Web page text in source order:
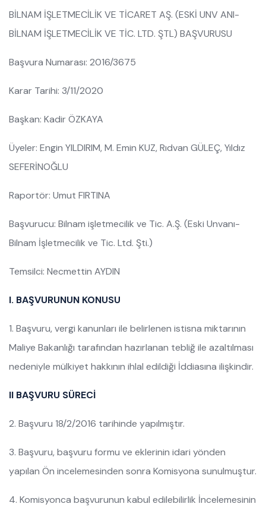
BİLNAM İŞLETMECİLİK VE TİCARET AŞ. (ESKİ UNV ANI-
BİLNAM İŞLETMECİLİK VE TİC. LTD. ŞTL) BAŞVURUSU
Başvura Numarası: 2016/3675
Karar Tarihi: 3/11/2020
Başkan: Kadir ÖZKAYA
Üyeler: Engin YILDIRIM, M. Emin KUZ, Rıdvan GÜLEÇ, Yıldız
SEFERİNOĞLU
Raportör: Umut FIRTINA
Başvurucu: Bilnam işletmecilik ve Tic. A.Ş. (Eski Unvanı-
Bilnam İşletmecilik ve Tic. Ltd. Şti.)
Temsilci: Necmettin AYDIN
I. BAŞVURUNUN KONUSU
1. Başvuru, vergi kanunları ile belirlenen istisna miktarının
Maliye Bakanlığı tarafından hazırlanan tebliğ ile azaltılması
nedeniyle mülkiyet hakkının ihlal edildiği İddiasına ilişkindir.
II BAŞVURU SÜRECİ
2. Başvuru 18/2/2016 tarihinde yapılmıştır.
3. Başvuru, başvuru formu ve eklerinin idari yönden
yapılan Ön incelemesinden sonra Komisyona sunulmuştur.
4. Komisyonca başvurunun kabul edilebilirlik İncelemesinin